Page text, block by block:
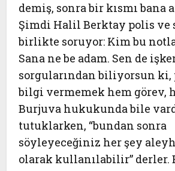
demiş, sonra bir kısmı bana
Şimdi Halil Berktay polis ve
birlikte soruyor: Kim bu
Sana ne be adam. Sen de
sorgularından biliyorsun ki,
bilgi vermemek hem görev,
Burjuva hukukunda bile
tutuklarken, “bundan sonra
söyleyeceğiniz her şey
olarak kullanılabilir” derler.